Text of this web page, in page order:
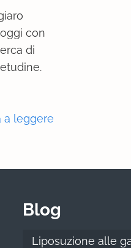
con
di
a leggere
Blog
Liposuzione alle